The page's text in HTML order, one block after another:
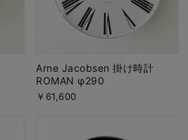
Arne Jacobsen 掛け時計
ROMAN φ290
￥61,600